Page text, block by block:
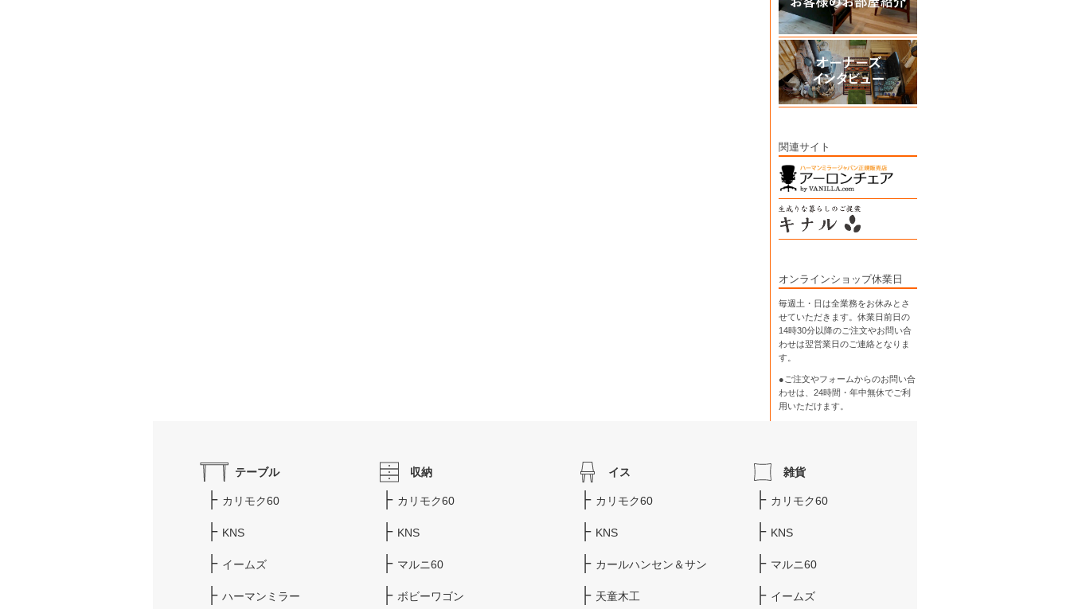
関連サイト
オンラインショップ休業日
毎週土・日は全業務をお休みとさ
せていただきます。休業日前日の
14時30分以降のご注文やお問い合
わせは翌営業日のご連絡となりま
す。
●ご注文やフォームからのお問い合
わせは、 24時間・年中無休でご利
用いただけます。
テーブル
カリモク60
KNS
イームズ
ハーマンミラー
収納
カリモク60
KNS
マルニ60
ボビーワゴン
イス
カリモク60
KNS
カールハンセン＆サン
天童木工
雑貨
カリモク60
KNS
マルニ60
イームズ